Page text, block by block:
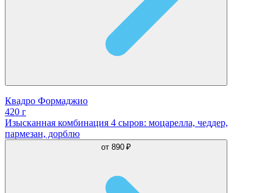
Квадро Формаджио
420 г
Изысканная комбинация 4 сыров: моцарелла, чеддер,
пармезан, дорблю
от 890 ₽